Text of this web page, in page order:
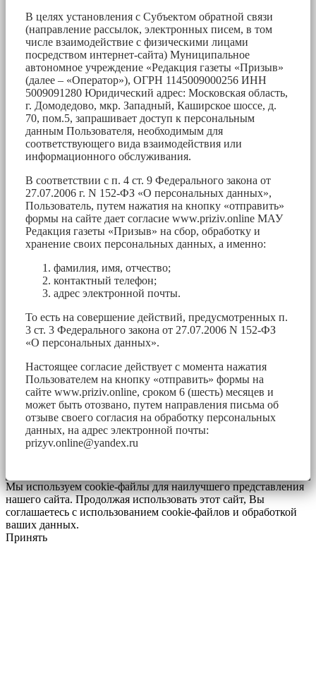
В целях установления с Субъектом обратной связи
(направление рассылок, электронных писем, в том
числе взаимодействие с физическими лицами
посредством интернет-сайта) Муниципальное
автономное учреждение «Редакция газеты «Призыв»
(далее – «Оператор»), ОГРН 1145009000256 ИНН
5009091280 Юридический адрес: Московская область,
г. Домодедово, мкр. Западный, Каширское шоссе, д.
70, пом.5, запрашивает доступ к персональным
данным Пользователя, необходимым для
соответствующего вида взаимодействия или
информационного обслуживания.
В соответствии с п. 4 ст. 9 Федерального закона от
27.07.2006 г. N 152-ФЗ «О персональных данных»,
Пользователь, путем нажатия на кнопку «отправить»
формы на сайте дает согласие www.priziv.online МАУ
Редакция газеты «Призыв» на сбор, обработку и
хранение своих персональных данных, а именно:
фамилия, имя, отчество;
контактный телефон;
адрес электронной почты.
То есть на совершение действий, предусмотренных п.
3 ст. 3 Федерального закона от 27.07.2006 N 152-ФЗ
«О персональных данных».
Настоящее согласие действует с момента нажатия
Пользователем на кнопку «отправить» формы на
сайте www.priziv.online, сроком 6 (шесть) месяцев и
может быть отозвано, путем направления письма об
отзыве своего согласия на обработку персональных
данных, на адрес электронной почты:
prizyv.online@yandex.ru
Мы используем cookie-файлы для наилучшего представления
нашего сайта. Продолжая использовать этот сайт, Вы
соглашаетесь с использованием cookie-файлов и обработкой
ваших данных.
Принять